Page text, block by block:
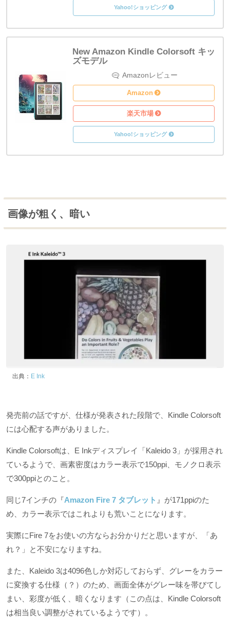
Yahoo!ショッピング
New Amazon Kindle Colorsoft キッ
ズモデル
Amazon
Amazon
楽天市場
Yahoo!ショッピング
画像が粗く、暗い
出典： E Ink
発売前の話ですが、仕様が発表された段階で、Kindle Colorsoft
には心配する声がありました。
Kindle Colorsoftは、E Inkディスプレイ「Kaleido 3」が採用され
ているようで、画素密度はカラー表示で150ppi、モノクロ表示
で300ppiとのこと。
同じ7インチの『Amazon Fire 7 タブレット 』が171ppiのた
め、カラー表示ではこれよりも荒いことになります。
実際にFire 7をお使いの方ならお分かりだと思いますが、「あ
れ？」と不安になりますね。
また、Kaleido 3は4096色しか対応しておらず、グレーをカラー
に変換する仕様（？）のため、画面全体がグレー味を帯びてし
まい、彩度が低く、暗くなります（この点は、Kindle Colorsoft
は相当良い調整がされているようです）。